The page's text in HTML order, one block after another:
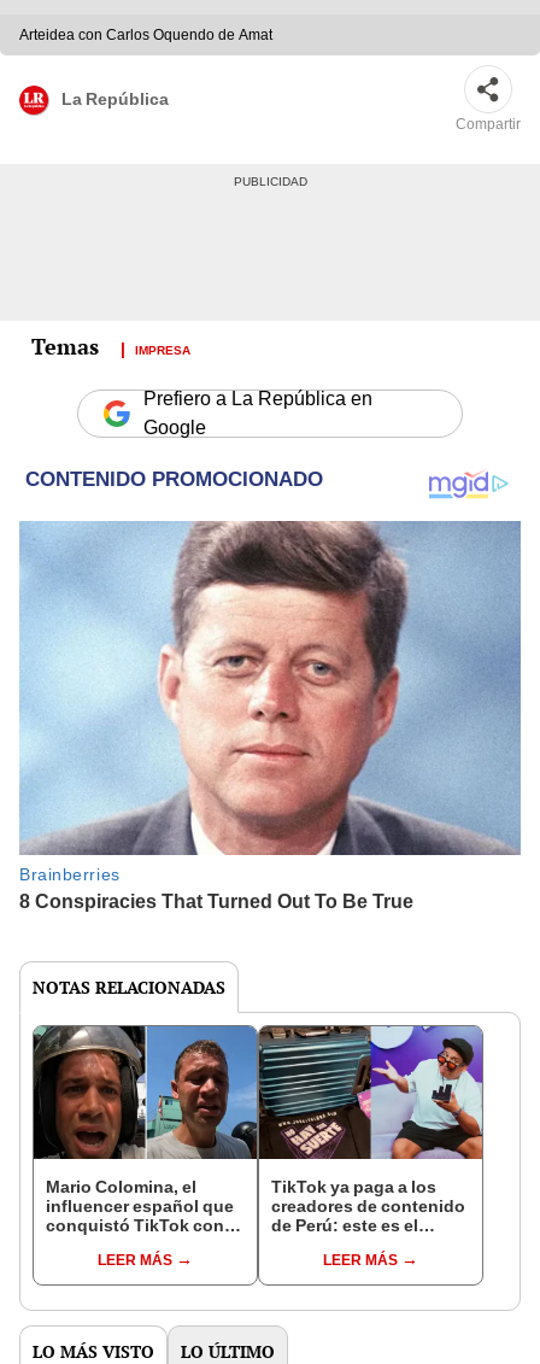
Arteidea con Carlos Oquendo de Amat
La República
Compartir
IMPRESA
Prefiero a La República en
Google
NOTAS RELACIONADAS
Mario Colomina, el
influencer español que
conquistó TikTok con
"Mi amor nació por la
gastronomía"
LEER MÁS
TikTok ya paga a los
creadores de contenido
de Perú: este es el
llegar a cobrar por 1.000
vistas
LEER MÁS
LO MÁS VISTO LO ÚLTIMO